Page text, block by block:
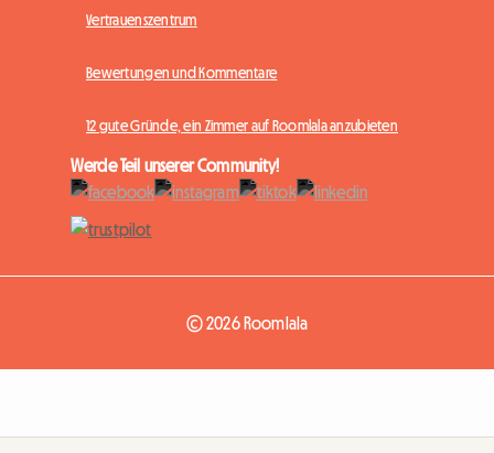
Vertrauenszentrum
Bewertungen und Kommentare
12 gute Gründe, ein Zimmer auf Roomlala anzubieten
Werde Teil unserer Community!
© 2026 Roomlala